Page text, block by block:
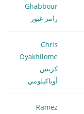
Ghabbour
رامز غبور
Chris
Oyakhilome
كريس
أوياكيلومي
Ramez